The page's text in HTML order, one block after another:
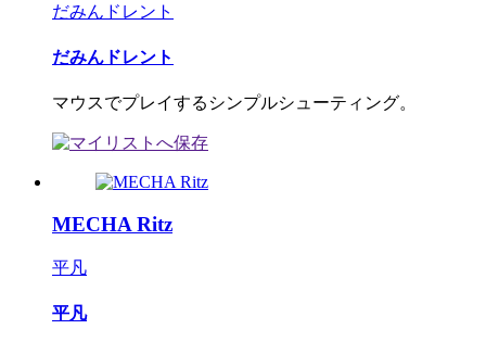
だみんドレント
だみんドレント
マウスでプレイするシンプルシューティング。
MECHA Ritz
平凡
平凡